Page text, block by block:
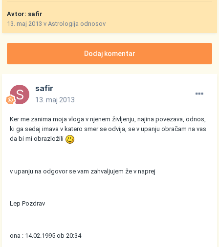
Avtor: safir
13. maj 2013 vAstrologija odnosov
Dodaj komentar
safir
13. maj 2013
Ker me zanima moja vloga v njenem življenju, najina povezava, odnos,
ki ga sedaj imava v katero smer se odvija, se v upanju obračam na vas
da bi mi obrazložili
v upanju na odgovor se vam zahvaljujem že v naprej
Lep Pozdrav
ona : 14.02.1995 ob 20:34